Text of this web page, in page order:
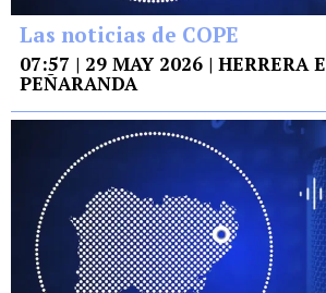
Las noticias de COPE
07:57 | 29 MAY 2026 | HERRERA
PEÑARANDA